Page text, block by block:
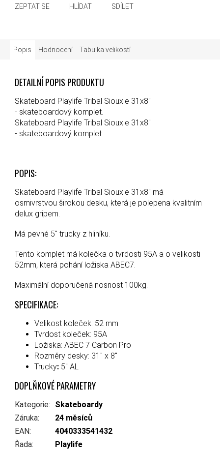
ZEPTAT SE HLÍDAT SDÍLET
Popis Hodnocení Tabulka velikostí
DETAILNÍ POPIS PRODUKTU
Skateboard Playlife Tribal Siouxie 31x8"
- skateboardový komplet.
Skateboard Playlife Tribal Siouxie 31x8"
- skateboardový komplet.
POPIS:
Skateboard Playlife Tribal Siouxie 31x8" má
osmivrstvou širokou desku, která je polepena kvalitním
delux gripem.
Má pevné 5" trucky z hliníku.
Tento komplet má kolečka o tvrdosti 95A a o velikosti
52mm, která pohání ložiska ABEC7.
Maximální doporučená nosnost 100kg.
SPECIFIKACE:
Velikost koleček: 52 mm
Tvrdost koleček: 95A
Ložiska: ABEC 7 Carbon Pro
Rozměry desky: 31" x 8"
Trucky: 5" AL
DOPLŇKOVÉ PARAMETRY
Kategorie:
Skateboardy
Záruka:
24 měsíců
EAN:
4040333541432
Řada: Playlife